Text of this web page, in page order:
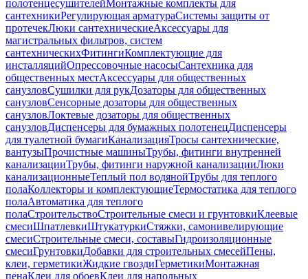
полотенцесушителейМонтажные комплекты для
сантехникиРегулирующая арматураСистемы защиты от
протечекЛюки сантехническиеАксессуары для
магистральных фильтров, систем
сантехническихФитингиКомплектующие для
инсталляцийОпрессовочные насосыСантехника для
общественных местАксессуары для общественных
санузловСушилки для рукДозаторы для общественных
санузловСенсорные дозаторы для общественных
санузловЛоктевые дозаторы для общественных
санузловДиспенсеры для бумажных полотенецДиспенсеры
для туалетной бумагиКанализацияТросы сантехнические,
вантузыПрочистные машиныТрубы, фитинги внутренней
канализацииТрубы, фитинги наружной канализацииЛюки
канализационныеТеплый пол водянойТрубы для теплого
полаКоллекторы и комплектующиеТермостатика для теплого
полаАвтоматика для теплого
полаСтроительствоСтроительные смеси и грунтовкиКлеевые
смесиШпатлевкиШтукатуркиСтяжки, самонивелирующие
смесиСтроительные смеси, составыГидроизоляционные
смесиГрунтовкиДобавки для строительных смесейПены,
клеи, герметикиЖидкие гвоздиГерметикиМонтажная
пенаКлеи для обоевКлеи для напольных